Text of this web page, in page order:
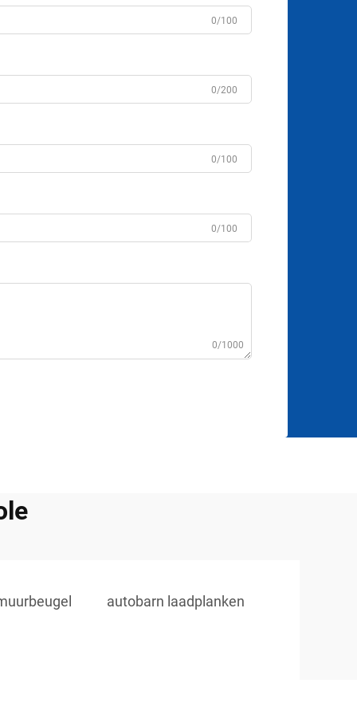
0/100
0/200
0/100
0/100
0/1000
autobarn laadplanken